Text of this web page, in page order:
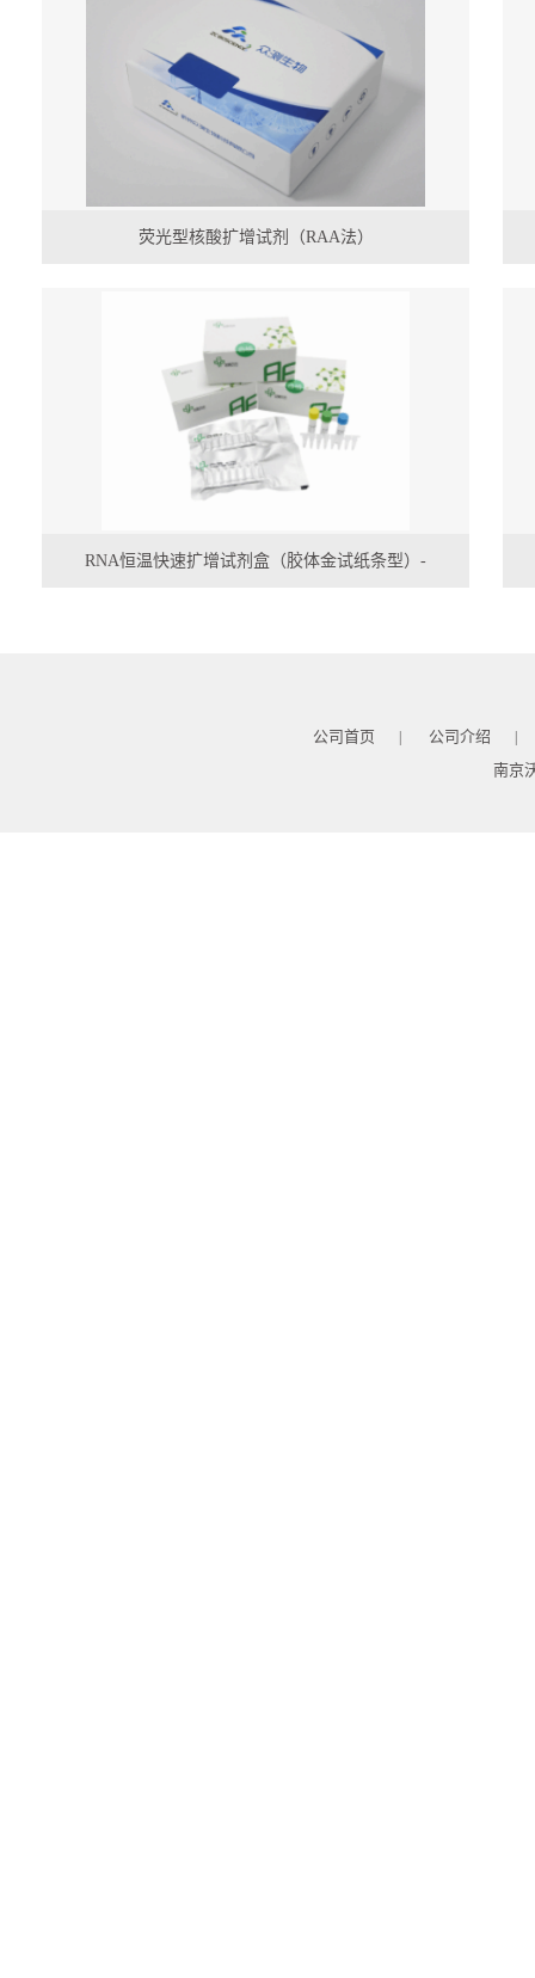
荧光型核酸扩增试剂（RAA法）
RNA恒温快速扩增试剂盒（胶体金试纸条型）-
公司首页 | 公司介绍 |
南京